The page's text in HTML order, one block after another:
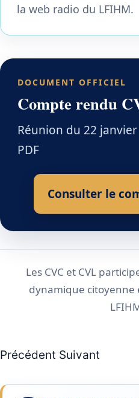
la web radio du LFIHM.
DOCUMENT OFFICIEL
Compte rendu
Réunion du 22 janvier
PDF
Consulter le
Les CVC et CVL
dynamique citoyenne
Article précédent : CESCE
Précédent Article suivant
Suivant